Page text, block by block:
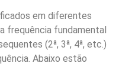
em diferentes
frequência fundamental
(2ª, 3ª, 4ª, etc.)
Abaixo estão